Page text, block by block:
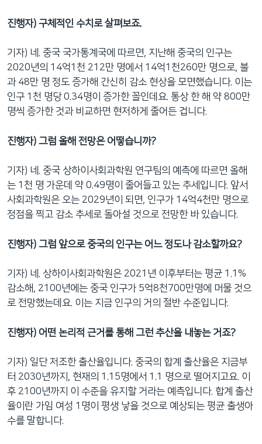
진행자) 구체적인 수치로 살펴보죠.
기자) 네. 중국 국가통계국에 따르면, 지난해 중국의 인구는
2020년의 14억1천 212만 명에서 14억1천260만 명으로, 불
과 48만 명 정도 증가해 간신히 감소 현상을 모면했습니다. 이는
인구 1천 명당 0.34명이 증가한 꼴인데요. 통상 한 해 약 800만
명씩 증가한 것과 비교하면 현저하게 줄어든 겁니다.
진행자) 그럼 올해 전망은 어떻습니까?
기자) 네. 중국 상하이사회과학원 연구팀의 예측에 따르면 올해
는 1천 명 가운데 약 0.49명이 줄어들고 있는 추세입니다. 앞서
사회과학원은 오는 2029년이 되면, 인구가 14억4천만 명으로
정점을 찍고 감소 추세로 돌아설 것으로 전망한 바 있습니다.
진행자) 그럼 앞으로 중국의 인구는 어느 정도나 감소할까요?
기자) 네. 상하이사회과학원은 2021년 이후부터는 평균 1.1%
감소해, 2100년에는 중국 인구가 5억8천700만명에 머물 것으
로 전망했는데요. 이는 지금 인구의 거의 절반 수준입니다.
진행자) 어떤 논리적 근거를 통해 그런 추산을 내놓는 거죠?
기자) 일단 저조한 출산율입니다. 중국의 합계 출산율은 지금부
터 2030년까지, 현재의 1.15명에서 1.1 명으로 떨어지고요. 이
후 2100년까지 이 수준을 유지할 거라는 예측입니다. 합계 출산
율이란 가임 여성 1명이 평생 낳을 것으로 예상되는 평균 출생아
수를 말합니다.